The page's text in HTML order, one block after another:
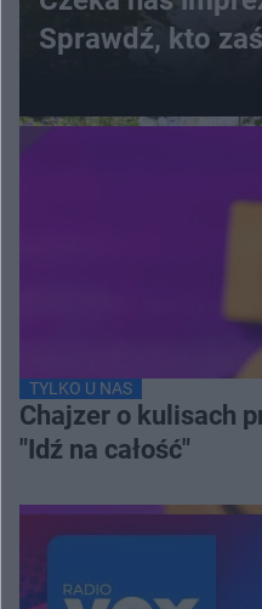
Sprawdź, kto
TYLKO U NAS
Chajzer o kulisach
"Idź na całość"